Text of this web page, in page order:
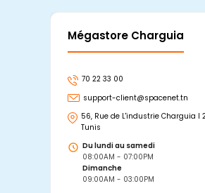
Mégastore Charguia
70 22 33 00
support-client@spacenet.tn
56, Rue de L'industrie Charguia I
Tunis
Du lundi au samedi
08:00AM - 07:00PM
Dimanche
09:00AM - 03:00PM